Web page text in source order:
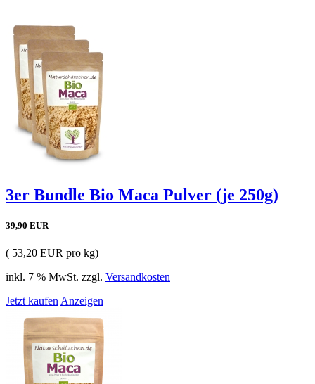
3er Bundle Bio Maca Pulver (je 250g)
39,90 EUR
( 53,20 EUR pro kg)
inkl. 7 % MwSt. zzgl. Versandkosten
Jetzt kaufen Anzeigen